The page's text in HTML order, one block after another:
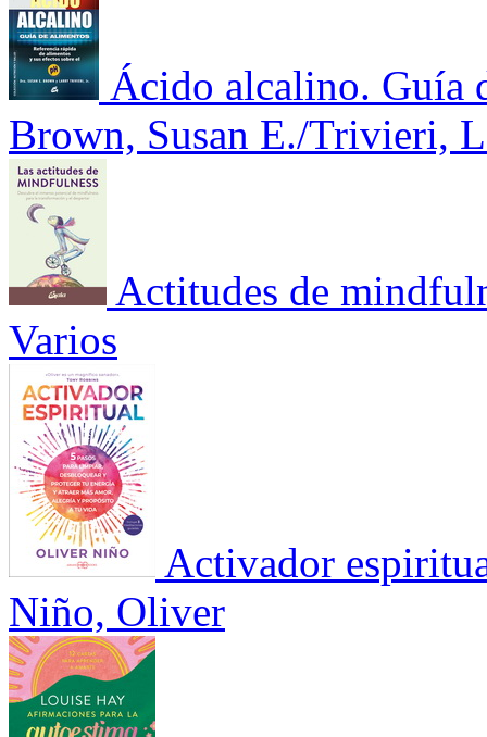
Ácido alcalino. Guía
Brown, Susan E./Trivieri,
Actitudes de
Varios
Activador
Niño, Oliver